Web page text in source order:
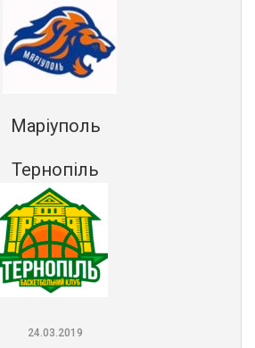
Маріуполь
Тернопіль
24.03.2019